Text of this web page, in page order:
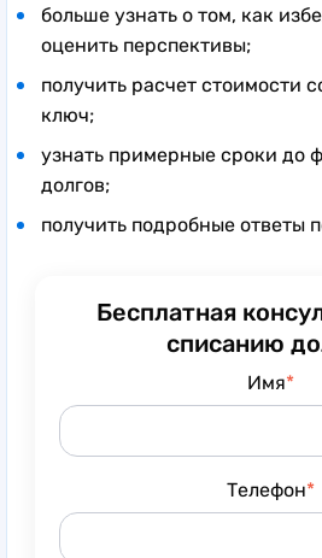
больше узнать о том, как
оценить перспективы;
получить расчет стоимости
ключ;
узнать примерные сроки до
долгов;
получить подробные ответы
Бесплатная
списанию
Имя
Телефон